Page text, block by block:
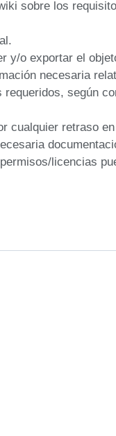
sobre los
y/o exportar el
necesaria
según
cualquier retraso
licencias